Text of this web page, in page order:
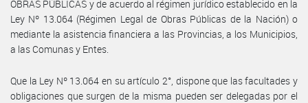
OBRAS PÚBLICAS y de acuerdo al régimen jurídico establecido en la
Ley Nº 13.064 (Régimen Legal de Obras Públicas de la Nación) o
mediante la asistencia financiera a las Provincias, a los Municipios,
a las Comunas y Entes.
Que la Ley Nº 13.064 en su artículo 2°, dispone que las facultades y
obligaciones que surgen de la misma pueden ser delegadas por el